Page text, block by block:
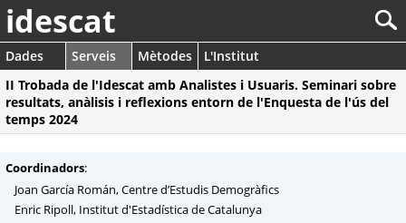
idescat
Dades Serveis Mètodes
L'Institut
II Trobada de l'Idescat amb Analistes i Usuaris. Seminari sobre
resultats, anàlisis i reflexions entorn de l'Enquesta de l'ús del
temps 2024
Coordinadors:
Joan García Román, Centre d’Estudis Demogràfics
Enric Ripoll, Institut d'Estadística de Catalunya